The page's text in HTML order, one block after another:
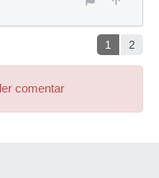
1 2
comentar